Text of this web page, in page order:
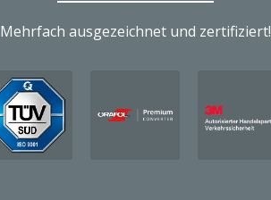
Mehrfach ausgezeichnet und zertifiziert!